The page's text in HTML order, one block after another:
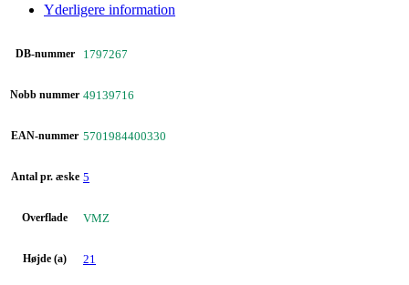
Yderligere information
DB-nummer 1797267
Nobb nummer 49139716
EAN-nummer 5701984400330
Antal pr. æske 5
Overflade VMZ
Højde (a) 21